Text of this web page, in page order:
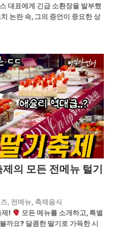
대표에게 긴급 소환장을 발부했
논란 속, 그의 증언이 중요한 상
의 모든 전메뉴 털기
, 전메뉴, 축제음식
!
모든 메뉴를 소개하고, 특별
까요? 달콤한 딸기로 가득한 시